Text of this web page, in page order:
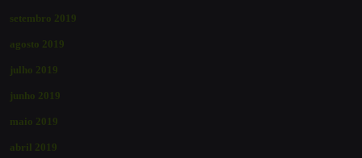
setembro 2019
agosto 2019
julho 2019
junho 2019
maio 2019
abril 2019